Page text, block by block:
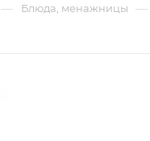
— Блюда, менажницы —